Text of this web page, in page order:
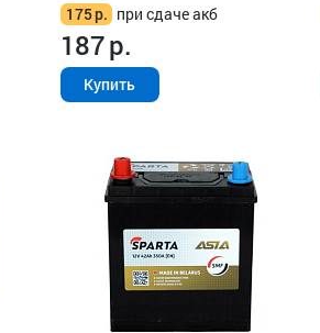
175р. при сдаче акб
187р.
Купить